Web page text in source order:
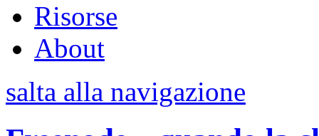
Risorse
About
salta alla navigazione